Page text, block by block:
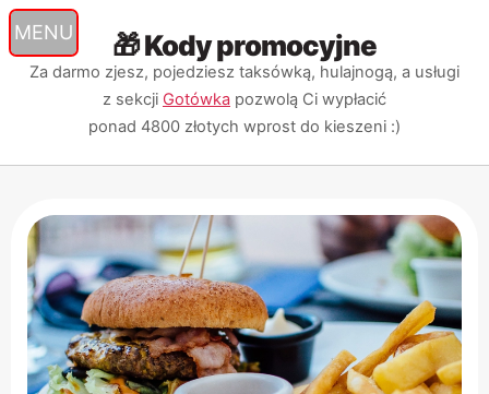
Przejdź
do
nawigacji
Przejdź
do
treści
Przejdź
do
wyszukiwarki
🎁 Kody promocyjne
Za darmo zjesz, pojedziesz taksówką, hulajnogą, a usługi
z sekcji Gotówka pozwolą Ci wypłacić
ponad 4800 złotych wprost do kieszeni :)